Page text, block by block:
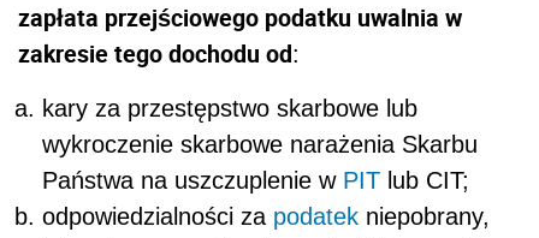
zapłata przejściowego podatku uwalnia w
zakresie tego dochodu od:
kary za przestępstwo skarbowe lub
wykroczenie skarbowe narażenia Skarbu
Państwa na uszczuplenie w PIT lub CIT;
odpowiedzialności za podatek niepobrany,